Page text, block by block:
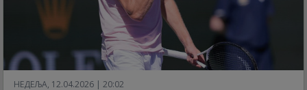
НЕДЕЉА, 12.04.2026 | 20:02